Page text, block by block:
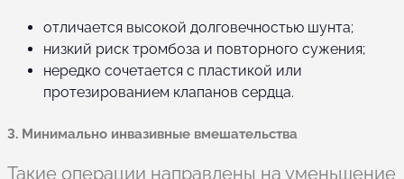
отличается высокой долговечностью шунта;
низкий риск тромбоза и повторного сужения;
нередко сочетается с пластикой или
протезированием клапанов сердца.
3. Минимально инвазивные вмешательства
Такие операции направлены на уменьшение